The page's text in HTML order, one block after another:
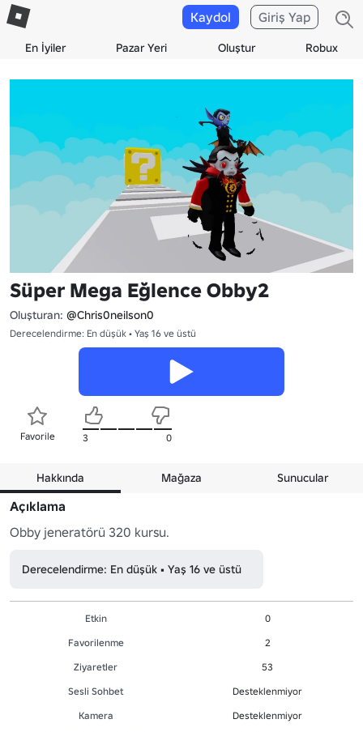
En İyiler Pazar Yeri Oluştur Robux
Kaydol Giriş Yap
Süper Mega Eğlence Obby2
Oluşturan: @Chris0neilson0
Derecelendirme: En düşük • Yaş 16 ve üstü
Favorile 3 0
Hakkında Mağaza Sunucular
Açıklama
Derecelendirme: En düşük • Yaş 16 ve üstü
Etkin
0
Favorilenme
2
Ziyaretler
53
Sesli Sohbet
Desteklenmiyor
Kamera
Desteklenmiyor